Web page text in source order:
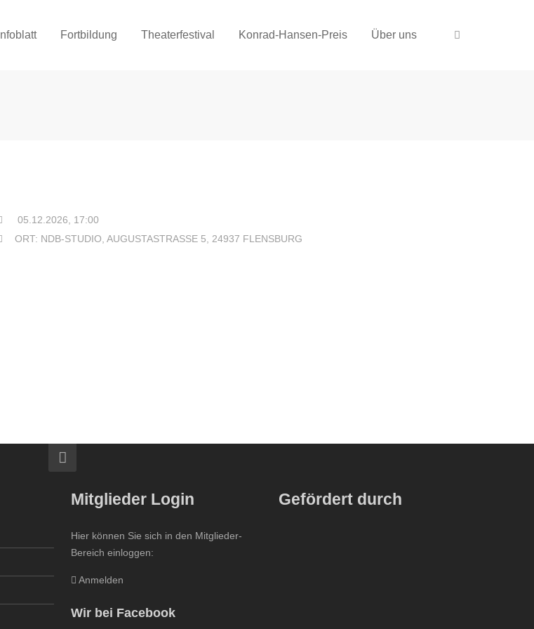
Infoblatt Fortbildung Theaterfestival Konrad-Hansen-Preis Über uns
05.12.2026, 17:00
ORT: NDB-STUDIO, AUGUSTASTRASSE 5, 24937 FLENSBURG
Mitglieder Login
Hier können Sie sich in den Mitglieder-
Bereich einloggen:
Anmelden
Wir bei Facebook
Gefördert durch